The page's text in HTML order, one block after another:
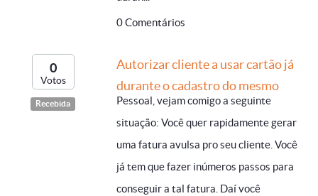
0 Comentários
0
Votos
Recebida
Autorizar cliente a usar cartão já
durante o cadastro do mesmo
Pessoal, vejam comigo a seguinte
situação: Você quer rapidamente gerar
uma fatura avulsa pro seu cliente. Você
já tem que fazer inúmeros passos para
conseguir a tal fatura. Daí você